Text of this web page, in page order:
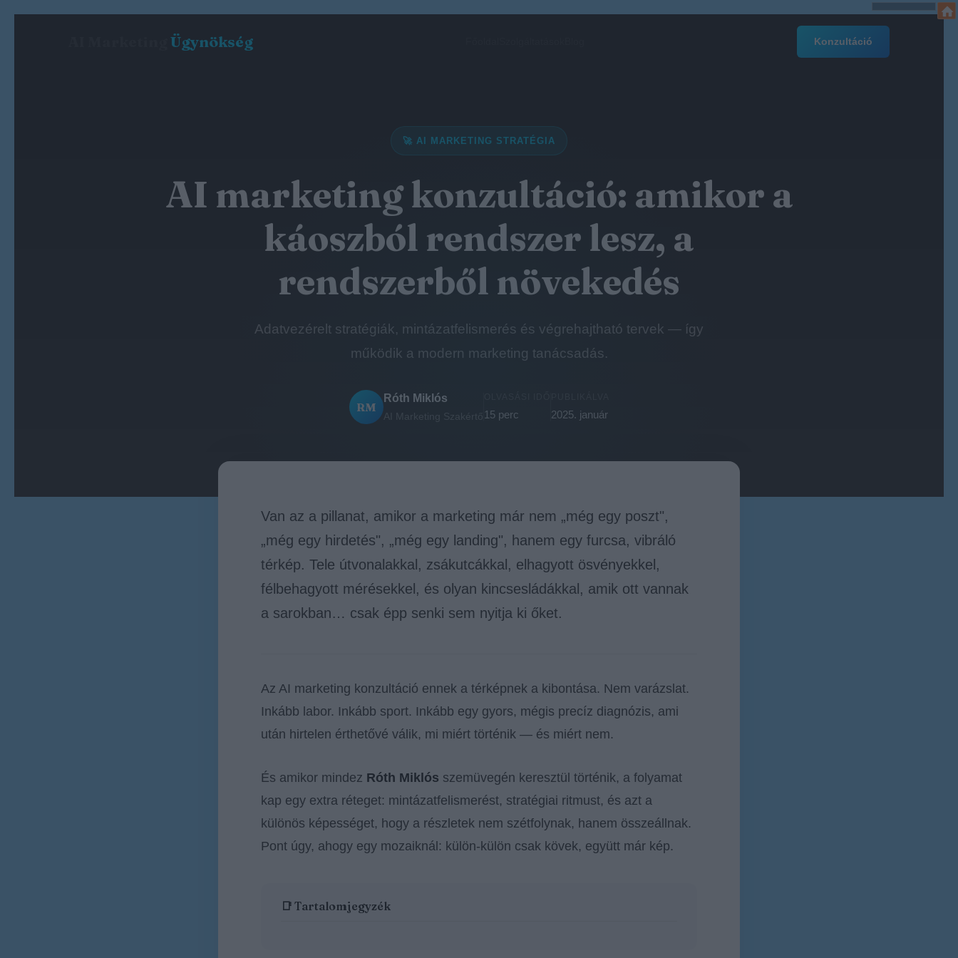
Ügynökség Konzultáció
🚀 AI MARKETING STRATÉGIA
AI marketing konzultáció: amikor a
káoszból rendszer lesz, a
rendszerből növekedés
Adatvezérelt stratégiák, mintázatfelismerés és végrehajtható tervek — így
működik a modern marketing tanácsadás.
RM
Róth Miklós
15 perc 2025. január
Van az a pillanat, amikor a marketing már nem „még egy poszt",
„még egy hirdetés", „még egy landing", hanem egy furcsa, vibráló
térkép. Tele útvonalakkal, zsákutcákkal, elhagyott ösvényekkel,
félbehagyott mérésekkel, és olyan kincsesládákkal, amik ott vannak
a sarokban… csak épp senki sem nyitja ki őket.
Az AI marketing konzultáció ennek a térképnek a kibontása. Nem varázslat.
Inkább labor. Inkább sport. Inkább egy gyors, mégis precíz diagnózis, ami
után hirtelen érthetővé válik, mi miért történik — és miért nem.
És amikor mindez Róth Miklós szemüvegén keresztül történik, a folyamat
kap egy extra réteget: mintázatfelismerést, stratégiai ritmust, és azt a
különös képességet, hogy a részletek nem szétfolynak, hanem összeállnak.
Pont úgy, ahogy egy mozaiknál: külön-külön csak kövek, együtt már kép.
📑 Tartalomjegyzék